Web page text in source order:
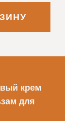
крем
для